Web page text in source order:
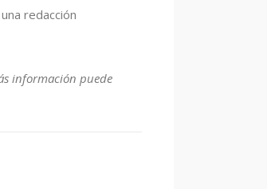
redacción
información puede